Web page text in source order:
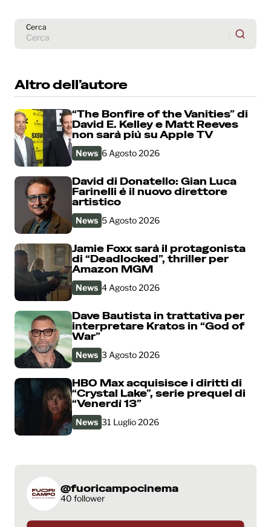
Cerca
Altro dell’autore
“The Bonfire of the Vanities” di
David E. Kelley e Matt Reeves
non sarà più su Apple TV
News 6 Agosto 2026
David di Donatello: Gian Luca
Farinelli è il nuovo direttore
artistico
News 5 Agosto 2026
Jamie Foxx sarà il protagonista
di “Deadlocked”, thriller per
Amazon MGM
News 4 Agosto 2026
Dave Bautista in trattativa per
interpretare Kratos in “God of
War”
News 3 Agosto 2026
HBO Max acquisisce i diritti di
“Crystal Lake”, serie prequel di
“Venerdì 13”
News 31 Luglio 2026
@fuoricampocinema
40 follower